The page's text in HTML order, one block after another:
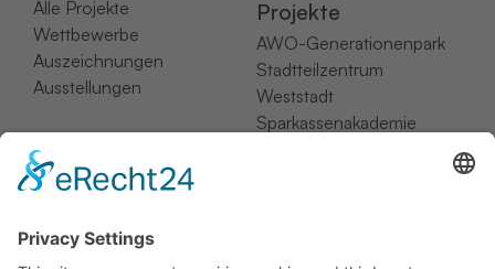
Alle Projekte
Wettbewerbe
Auszeichnungen
Ausstellungen
Projekte
AWO-Generationenpark
Stadtteilzentrum
Weststadt
Sparkassenakademie